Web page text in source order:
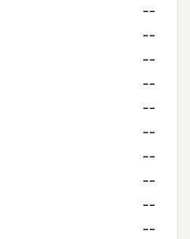
--
--
--
--
--
--
--
--
--
--